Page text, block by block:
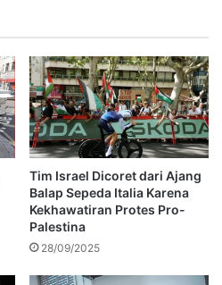
Tim Israel Dicoret dari Ajang
Balap Sepeda Italia Karena
Kekhawatiran Protes Pro-
Palestina
28/09/2025